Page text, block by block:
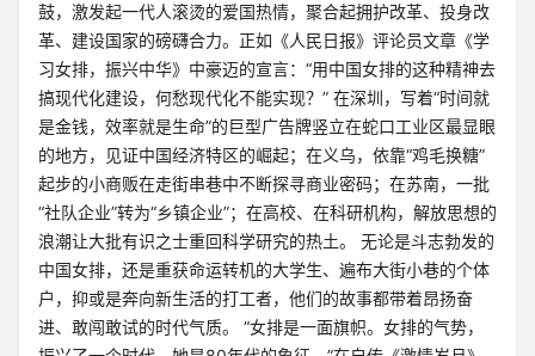
鼓，激发起一代人滚烫的爱国热情，聚合起拥护改革、投身改
革、建设国家的磅礴合力。正如《人民日报》评论员文章《学
习女排，振兴中华》中豪迈的宣言：“用中国女排的这种精神去
搞现代化建设，何愁现代化不能实现？” 在深圳，写着“时间就
是金钱，效率就是生命”的巨型广告牌竖立在蛇口工业区最显眼
的地方，见证中国经济特区的崛起；在义乌，依靠“鸡毛换糖”
起步的小商贩在走街串巷中不断探寻商业密码；在苏南，一批
“社队企业”转为“乡镇企业”；在高校、在科研机构，解放思想的
浪潮让大批有识之士重回科学研究的热土。 无论是斗志勃发的
中国女排，还是重获命运转机的大学生、遍布大街小巷的个体
户，抑或是奔向新生活的打工者，他们的故事都带着昂扬奋
进、敢闯敢试的时代气质。 “女排是一面旗帜。女排的气势，